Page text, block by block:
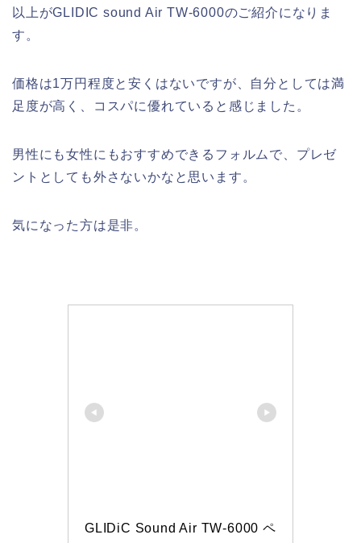
以上がGLIDIC sound Air TW-6000のご紹介になりま
す。
価格は1万円程度と安くはないですが、自分としては満
足度が高く、コスパに優れていると感じました。
男性にも女性にもおすすめできるフォルムで、プレゼ
ントとしても外さないかなと思います。
気になった方は是非。
GLIDiC Sound Air TW-6000 ペ